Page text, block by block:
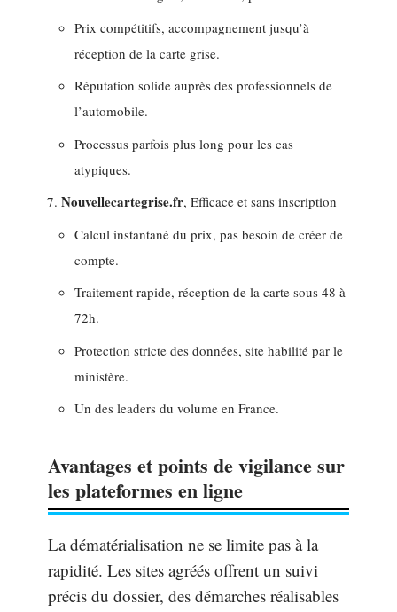
Prix compétitifs, accompagnement jusqu’à
réception de la carte grise.
Réputation solide auprès des professionnels de
l’automobile.
Processus parfois plus long pour les cas
atypiques.
Nouvellecartegrise.fr, Efficace et sans inscription
Calcul instantané du prix, pas besoin de créer de
compte.
Traitement rapide, réception de la carte sous 48 à
72h.
Protection stricte des données, site habilité par le
ministère.
Un des leaders du volume en France.
Avantages et points de vigilance sur
les plateformes en ligne
La dématérialisation ne se limite pas à la
rapidité. Les sites agréés offrent un suivi
précis du dossier, des démarches réalisables